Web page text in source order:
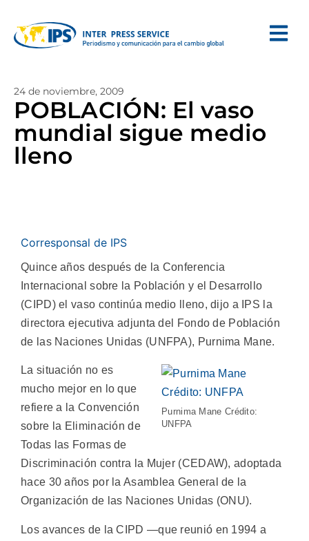
24 de noviembre, 2009
POBLACIÓN: El vaso
mundial sigue medio
lleno
Corresponsal de IPS
Quince años después de la Conferencia
Internacional sobre la Población y el Desarrollo
(CIPD) el vaso continúa medio lleno, dijo a IPS la
directora ejecutiva adjunta del Fondo de Población
de las Naciones Unidas (UNFPA), Purnima Mane.
Purnima Mane Crédito:
UNFPA
La situación no es
mucho mejor en lo que
refiere a la Convención
sobre la Eliminación de
Todas las Formas de
Discriminación contra la Mujer (CEDAW), adoptada
hace 30 años por la Asamblea General de la
Organización de las Naciones Unidas (ONU).
Los avances de la CIPD —que reunió en 1994 a